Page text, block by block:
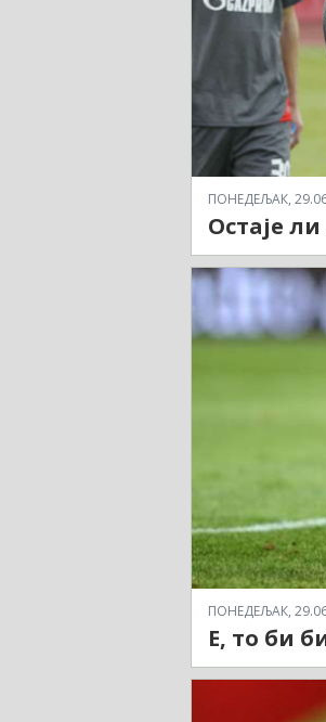
ПОНЕДЕЉАК,
Остаје
ПОНЕДЕЉАК,
Е, то би